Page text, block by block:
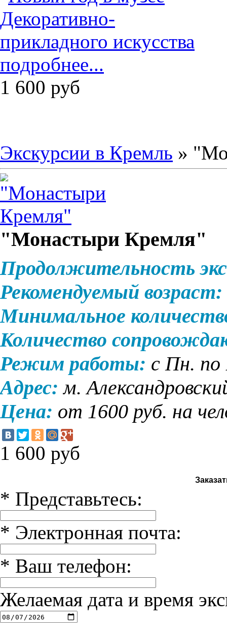
подробнее...
1 600 руб
Экскурсии в Кремль »
"Монастыри Кремля"
Продолжительность
Рекомендуемый возраст:
Минимальное
Количество
Режим работы: с Пн.
Адрес:м.
Цена: от 1600 руб. на
1 600 руб
* Представьтесь:
* Электронная почта:
* Ваш телефон:
Желаемая дата и время